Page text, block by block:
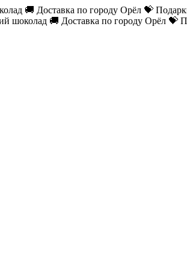
🚚 Доставка по городу Орёл 💝
шоколад 🚚 Доставка по городу Орёл 💝